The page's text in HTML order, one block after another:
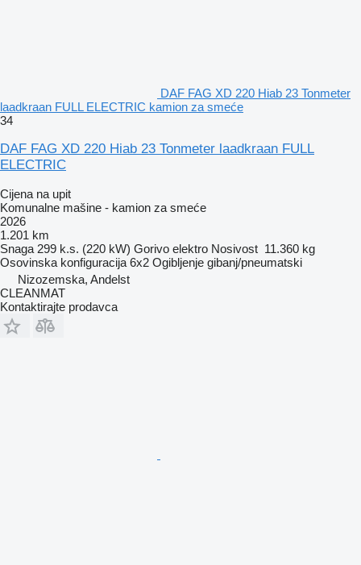
DAF FAG XD 220 Hiab 23 Tonmeter
laadkraan FULL ELECTRIC kamion za smeće
34
DAF FAG XD 220 Hiab 23 Tonmeter laadkraan FULL
ELECTRIC
Cijena na upit
Komunalne mašine - kamion za smeće
2026
1.201 km
Snaga 299 k.s. (220 kW) Gorivo elektro Nosivost 11.360 kg
Osovinska konfiguracija 6x2 Ogibljenje gibanj/pneumatski
Nizozemska, Andelst
CLEANMAT
Kontaktirajte prodavca